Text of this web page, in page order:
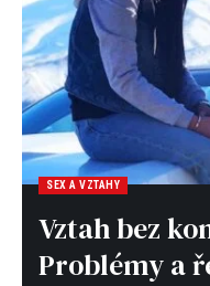
SEX A VZTAHY
Vztah bez
Problémy a